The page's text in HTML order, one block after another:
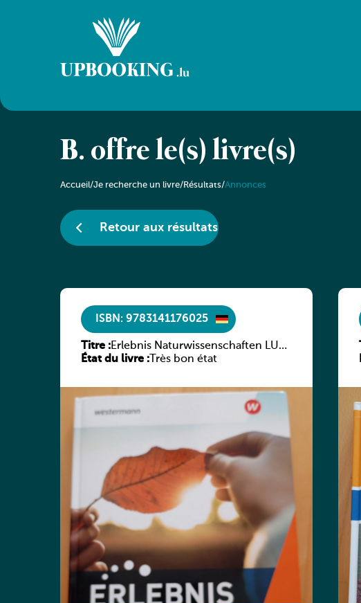
B. offre le(s) livre(s)
Accueil/Je recherche un livre/Résultats/Annonces
Retour aux résultats
ISBN: 9783141176025
Titre :Erlebnis Naturwissenschaften LUX
2021 SB 1
État du livre : Très bon état